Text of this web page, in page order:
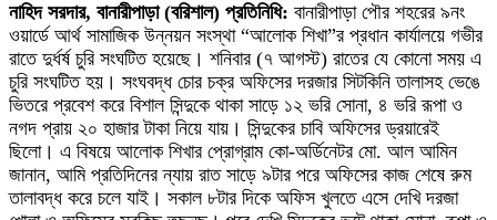
নাহিদ সরদার, বানারীপাড়া (বরিশাল) প্রতিনিধি: বানারীপাড়া পৌর শহরের ৯নং
ওয়ার্ডে আর্থ সামাজিক উন্নয়ন সংস্থা “আলোক শিখা”র প্রধান কার্যালয়ে গভীর
রাতে দুর্ধর্ষ চুরি সংঘটিত হয়েছে। শনিবার (৭ আগস্ট) রাতের যে কোনো সময় এ
চুরি সংঘটিত হয়। সংঘবদ্ধ চোর চক্র অফিসের দরজার সিটকিনি তালাসহ ভেঙে
ভিতরে প্রবেশ করে বিশাল সিন্দুকে থাকা সাড়ে ১২ ভরি সোনা, ৪ ভরি রূপা ও
নগদ প্রায় ২০ হাজার টাকা নিয়ে যায়। সিন্দুকের চাবি অফিসের ড্রয়ারেই
ছিলো। এ বিষয়ে আলোক শিখার প্রোগ্রাম কো-অর্ডিনেটর মো. আল আমিন
জানান, আমি প্রতিদিনের ন্যায় রাত সাড়ে ৯টার পরে অফিসের কাজ শেষে রুম
তালাবদ্ধ করে চলে যাই। সকাল ৮টার দিকে অফিস খুলতে এসে দেখি দরজা